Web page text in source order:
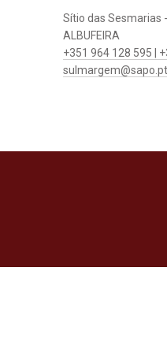
Sítio das Sesmarias
ALBUFEIRA
+351 964 128 595 |
sulmargem@sapo.pt